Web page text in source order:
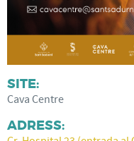
SITE:
Cava Centre
ADRESS: